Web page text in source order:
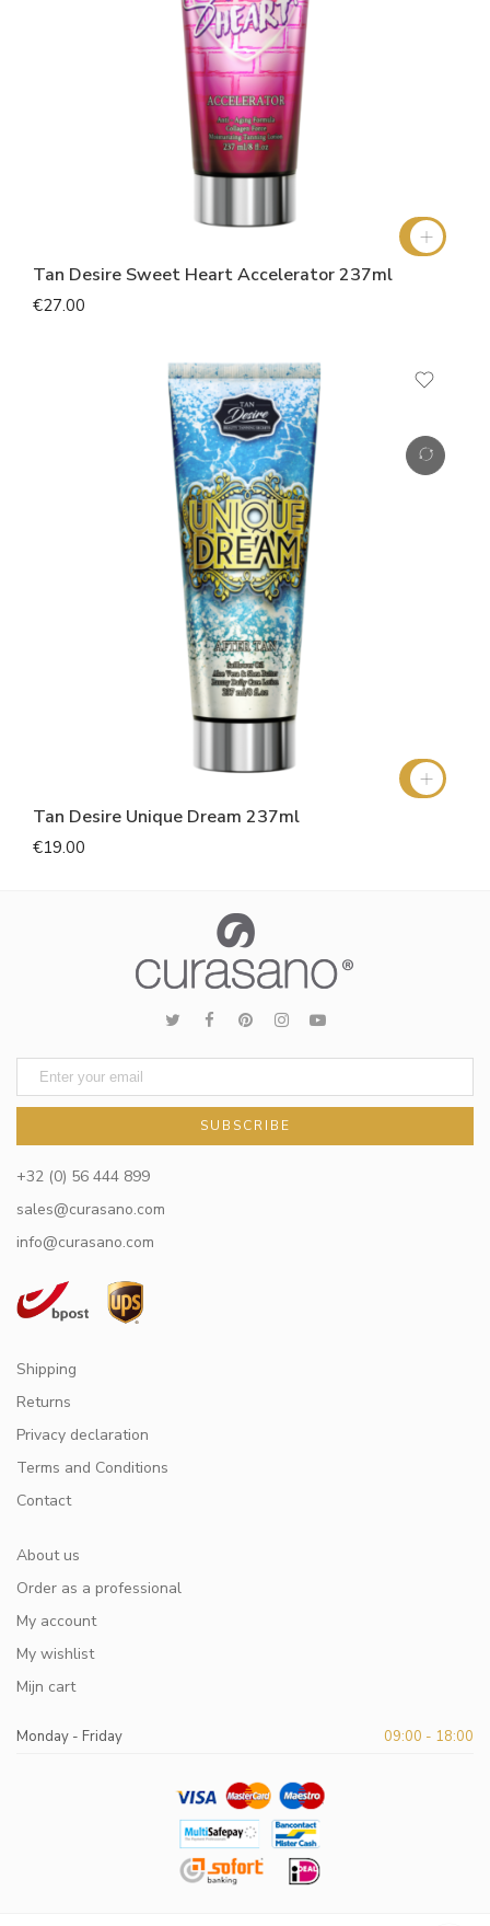
Tan Desire Sweet Heart Accelerator 237ml
€27.00
Tan Desire Unique Dream 237ml
€19.00
SUBSCRIBE
+32 (0) 56 444 899
sales@curasano.com
info@curasano.com
Shipping
Returns
Privacy declaration
Terms and Conditions
Contact
About us
Order as a professional
My account
My wishlist
Mijn cart
Monday - Friday 09:00 - 18:00